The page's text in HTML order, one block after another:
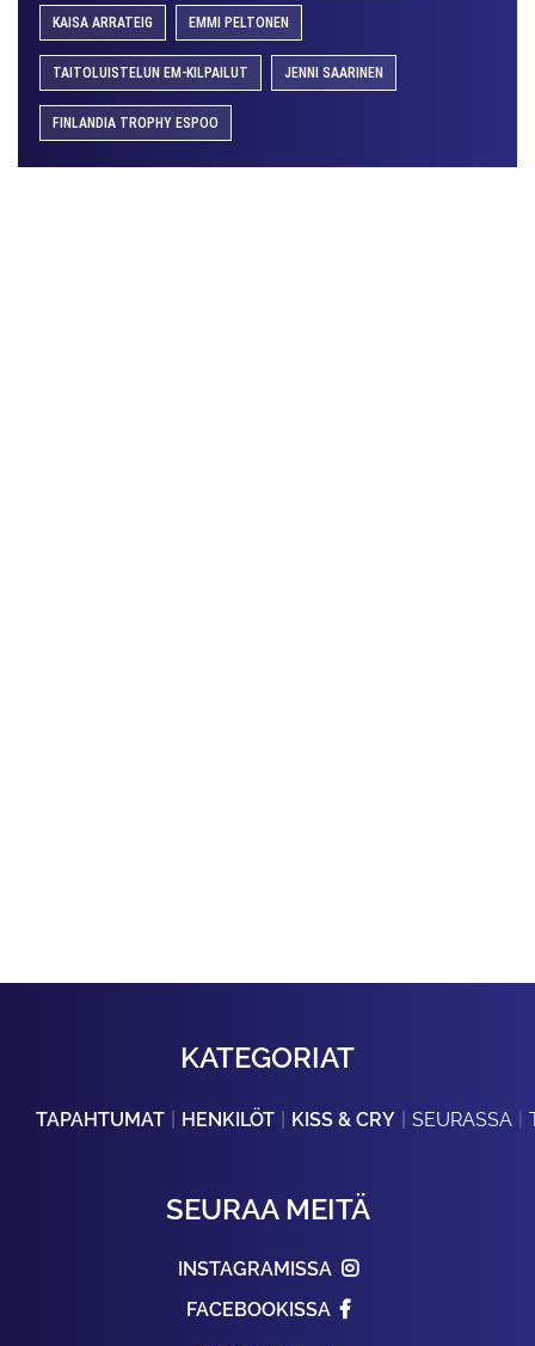
KAISA ARRATEIG EMMI PELTONEN
TAITOLUISTELUN EM-KILPAILUT JENNI SAARINEN
FINLANDIA TROPHY ESPOO
KATEGORIAT
TAPAHTUMAT HENKILÖT KISS & CRY SEURASSA
SEURAA MEITÄ
INSTAGRAMISSA
FACEBOOKISSA